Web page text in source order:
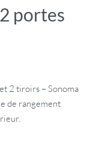
portes
2 tiroirs – Sonoma
de rangement